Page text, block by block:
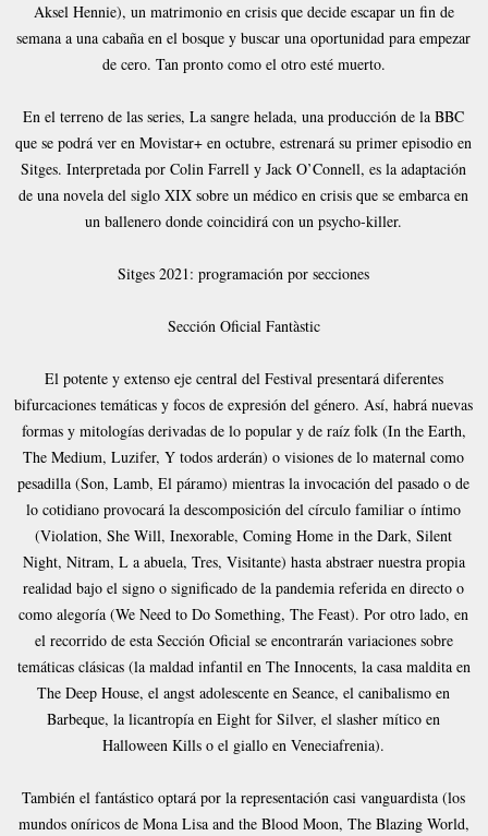
Aksel Hennie), un matrimonio en crisis que decide escapar un fin de
semana a una cabaña en el bosque y buscar una oportunidad para empezar
de cero. Tan pronto como el otro esté muerto.
En el terreno de las series, La sangre helada, una producción de la BBC
que se podrá ver en Movistar+ en octubre, estrenará su primer episodio en
Sitges. Interpretada por Colin Farrell y Jack O’Connell, es la adaptación
de una novela del siglo XIX sobre un médico en crisis que se embarca en
un ballenero donde coincidirá con un psycho-killer.
Sitges 2021: programación por secciones
Sección Oficial Fantàstic
El potente y extenso eje central del Festival presentará diferentes
bifurcaciones temáticas y focos de expresión del género. Así, habrá nuevas
formas y mitologías derivadas de lo popular y de raíz folk (In the Earth,
The Medium, Luzifer, Y todos arderán) o visiones de lo maternal como
pesadilla (Son, Lamb, El páramo) mientras la invocación del pasado o de
lo cotidiano provocará la descomposición del círculo familiar o íntimo
(Violation, She Will, Inexorable, Coming Home in the Dark, Silent
Night, Nitram, L a abuela, Tres, Visitante) hasta abstraer nuestra propia
realidad bajo el signo o significado de la pandemia referida en directo o
como alegoría (We Need to Do Something, The Feast). Por otro lado, en
el recorrido de esta Sección Oficial se encontrarán variaciones sobre
temáticas clásicas (la maldad infantil en The Innocents, la casa maldita en
The Deep House, el angst adolescente en Seance, el canibalismo en
Barbeque, la licantropía en Eight for Silver, el slasher mítico en
Halloween Kills o el giallo en Veneciafrenia).
También el fantástico optará por la representación casi vanguardista (los
mundos oníricos de Mona Lisa and the Blood Moon, The Blazing World,